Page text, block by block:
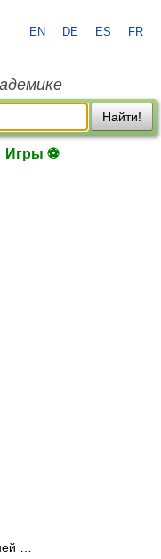
EN DE ES FR
Найти!
Игры ⚽
…